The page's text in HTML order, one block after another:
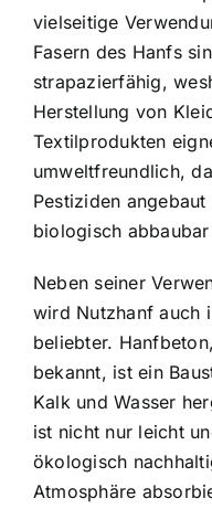
vielseitige
Fasern des Hanfs
strapazierfähig,
Herstellung von
Textilprodukten
umweltfreundlich,
Pestiziden
biologisch
Neben seiner
wird Nutzhanf auch
beliebter.
bekannt, ist ein
Kalk und Wasser
ist nicht nur leicht
ökologisch
Atmosphäre